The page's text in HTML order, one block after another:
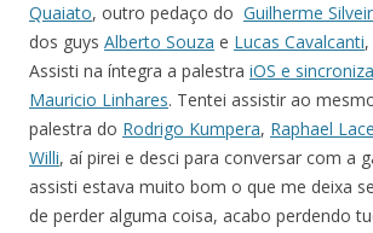
Quaiato, outro pedaço do Guilherme
dos guys Alberto Souza e Lucas Cavalcanti
Assisti na íntegra a palestra iOS e
Mauricio Linhares. Tentei assistir ao
palestra do Rodrigo Kumpera, Raphael
Willi, aí pirei e desci para conversar com a
assisti estava muito bom o que me deixa
de perder alguma coisa, acabo perdendo